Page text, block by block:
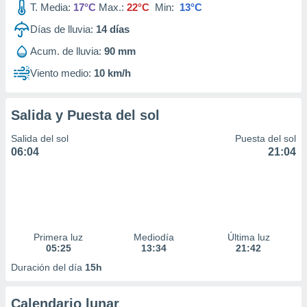
utilizar
crear un
la
medir el
de la
de
de
T. Media: 17°C Max.: 22°C Min: 13°C
Días de lluvia: 14días
Acum. de lluvia: 90 mm
Viento medio: 10 km/h
Salida y Puesta del sol
Salida del sol
06:04
Puesta del sol
21:04
Primera luz
05:25
Mediodía
13:34
Última luz
21:42
Duración del día 15h
Calendario lunar